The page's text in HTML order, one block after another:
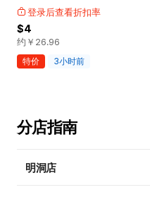
登录后查看折扣率
$4
约￥ 26.96
特价 3小时前
分店指南
明洞店